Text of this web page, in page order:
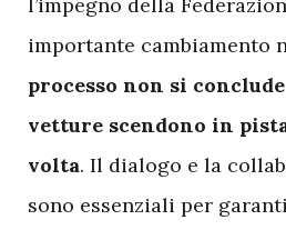
importante cambiamento
processo non si
vetture scendono in
volta. Il dialogo e la
sono essenziali per